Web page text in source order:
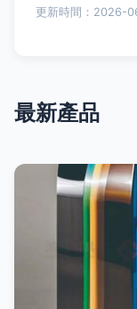
更新時間：2026-
最新產品